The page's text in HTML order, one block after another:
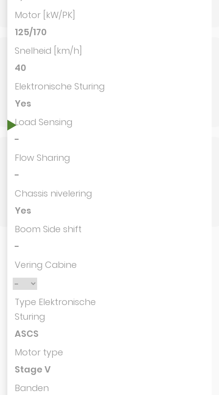
Motor [kW/PK]
125/170
Snelheid [km/h]
40
Elektronische Sturing
Yes
Load Sensing
-
Flow Sharing
-
Chassis nivelering
Yes
Boom Side shift
-
Vering Cabine
Type Elektronische
Sturing
ASCS
Motor type
Stage V
Banden